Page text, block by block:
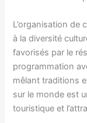
L’organisation de
à la diversité
favorisés par le
programmation
mêlant traditions
sur le monde est
touristique et